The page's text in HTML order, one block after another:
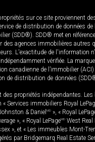
sur ce site proviennent
de distribution de données
(SDD®). SDD® met en
agences immobilières autres
L'exactitude de l'information
vérifiée. La
canadienne de l’immobilier (ACI)
de distribution de données
propriétés indépendantes. Les
Services immobiliers Royal
& Daniel MD », « Royal
», « Royal LePageMD West Real
», et « Les immeubles Mont-
par Bridgemarq Real Estate